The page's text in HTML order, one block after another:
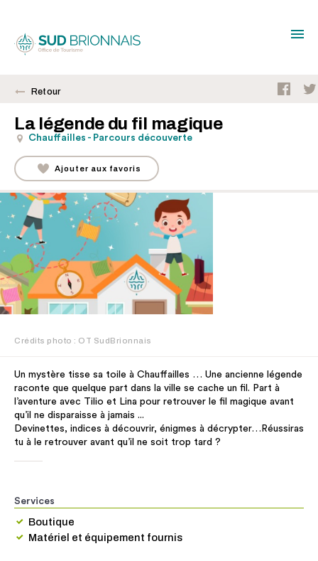
Retour
La légende du fil magique
Chauffailles - Parcours découverte
Ajouter aux favoris
Crédits photo : OT SudBrionnais
Un mystère tisse sa toile à Chauffailles … Une ancienne légende
raconte que quelque part dans la ville se cache un fil. Part à
l’aventure avec Tilio et Lina pour retrouver le fil magique avant
qu’il ne disparaisse à jamais ...
Devinettes, indices à découvrir, énigmes à décrypter…Réussiras
tu à le retrouver avant qu’il ne soit trop tard ?
Services
Boutique
Matériel et équipement fournis